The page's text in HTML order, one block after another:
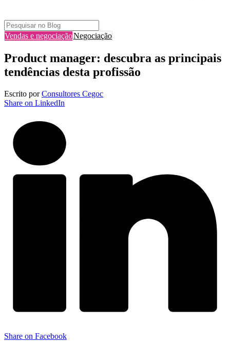
Vendas e negociaçãoNegociação
Product manager: descubra as principais
tendências desta profissão
Escrito porConsultores Cegoc
Share on LinkedIn
Share on Facebook